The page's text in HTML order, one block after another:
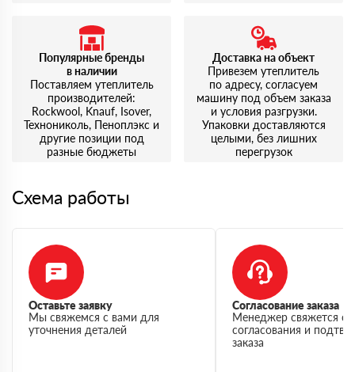
Популярные бренды
в наличии
Поставляем утеплитель
производителей:
Rockwool, Knauf, Isover,
Технониколь, Пеноплэкс и
другие позиции под
разные бюджеты
Доставка на объект
Привезем утеплитель
по адресу, согласуем
машину под объем заказа
и условия разгрузки.
Упаковки доставляются
целыми, без лишних
перегрузок
Схема работы
Оставьте заявку
Мы свяжемся с вами для
уточнения деталей
Согласование заказа
Менеджер свяжется с
согласования и
заказа